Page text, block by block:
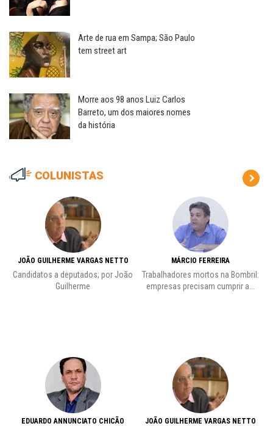
Arte de rua em Sampa; São Paulo
tem street art
Morre aos 98 anos Luiz Carlos
Barreto, um dos maiores nomes
da história
COLUNISTAS
JOÃO GUILHERME VARGAS NETTO
Candidatos a deputados; por João
Guilherme
EDUARDO ANNUNCIATO CHICÃO
MÁRCIO FERREIRA
Trabalhadores mortos na Bombril:
empresas precisam cumprir a...
JOÃO GUILHERME VARGAS NETTO